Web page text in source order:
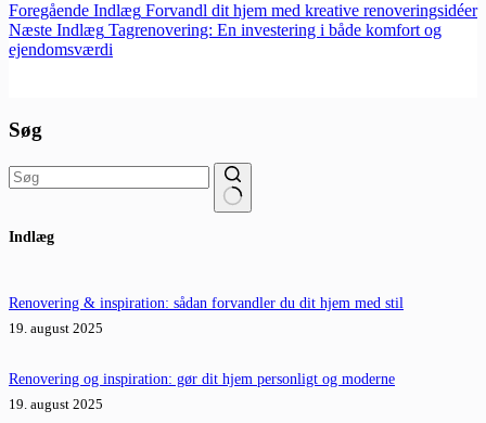
Foregående Indlæg Forvandl dit hjem med kreative renoveringsidéer
Næste Indlæg Tagrenovering: En investering i både komfort og
ejendomsværdi
Søg
resultater
Indlæg
Renovering & inspiration: sådan forvandler du dit hjem med stil
19. august 2025
Renovering og inspiration: gør dit hjem personligt og moderne
19. august 2025